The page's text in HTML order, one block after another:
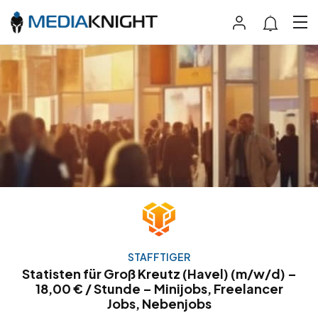
STAFFTIGER
Statisten für Groß Kreutz (Havel) (m/w/d) –
18,00 € / Stunde – Minijobs, Freelancer
Jobs, Nebenjobs